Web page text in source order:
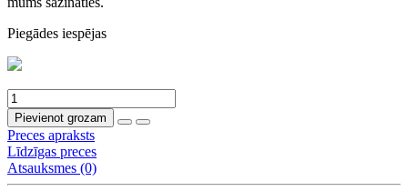
Piegādes iespējas
Pievienot grozam
Preces apraksts
Līdzīgas preces
Atsauksmes (0)